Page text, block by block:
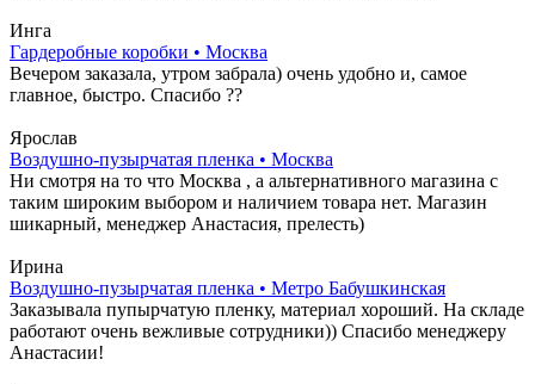
Инга
Гардеробные коробки • Москва
Вечером заказала, утром забрала) очень удобно и, самое
главное, быстро. Спасибо ??
Ярослав
Воздушно-пузырчатая пленка • Москва
Ни смотря на то что Москва , а альтернативного магазина с
таким широким выбором и наличием товара нет. Магазин
шикарный, менеджер Анастасия, прелесть)
Ирина
Воздушно-пузырчатая пленка • Метро Бабушкинская
Заказывала пупырчатую пленку, материал хороший. На складе
работают очень вежливые сотрудники)) Спасибо менеджеру
Анастасии!